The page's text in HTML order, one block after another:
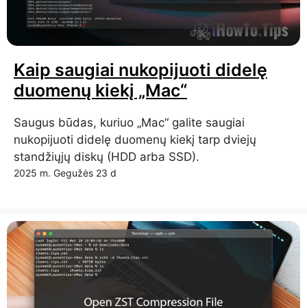
Kaip saugiai nukopijuoti didelę
duomenų kiekį „Mac“
Saugus būdas, kuriuo „Mac“ galite saugiai
nukopijuoti didelę duomenų kiekį tarp dviejų
standžiųjų diskų (HDD arba SSD).
2025 m. Gegužės 23 d